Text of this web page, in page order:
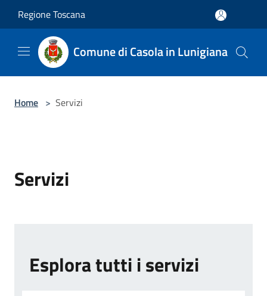
Regione Toscana
Comune di Casola in Lunigiana
Home > Servizi
Servizi
Esplora tutti i servizi